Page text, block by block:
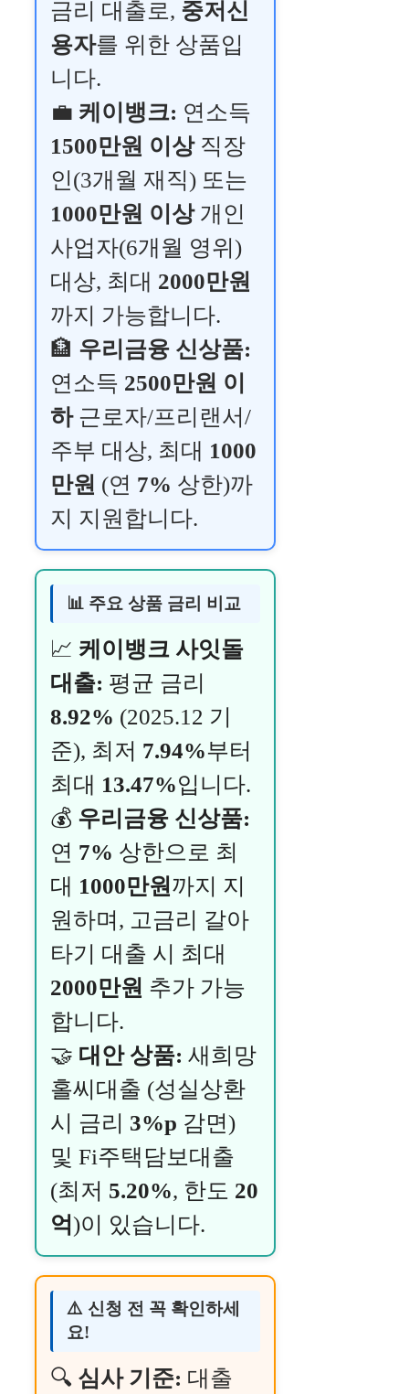
금리 대출로, 중저신
용자를 위한 상품입
니다.
💼 케이뱅크: 연소득
1500만원 이상직장
인(3개월 재직) 또는
1000만원 이상개인
사업자(6개월 영위)
대상, 최대 2000만원
까지 가능합니다.
🏦 우리금융 신상품:
연소득 2500만원 이
하근로자/프리랜서/
주부 대상, 최대 1000
만원 (연 7% 상한)까
지 지원합니다.
📊 주요 상품 금리 비교
📈 케이뱅크 사잇돌
대출: 평균 금리
8.92% (2025.12 기
준), 최저 7.94%부터
최대 13.47%입니다.
💰 우리금융 신상품:
연 7% 상한으로 최
대 1000만원 까지 지
원하며, 고금리 갈아
타기 대출 시 최대
2000만원 추가 가능
합니다.
🤝 대안 상품: 새희망
홀씨대출 (성실상환
시 금리 3%p 감면)
및 Fi주택담보대출
(최저 5.20%, 한도 20
억)이 있습니다.
⚠️ 신청 전 꼭 확인하세
요!
🔍 심사 기준: 대출